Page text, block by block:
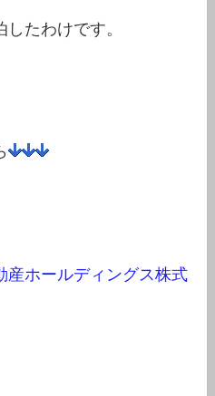
たわけです。
産ホールディングス株式